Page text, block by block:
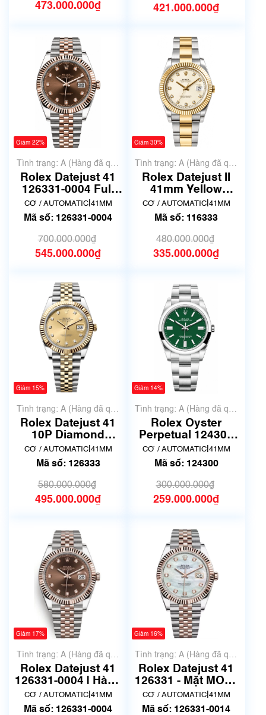
473.000.000₫ 421.000.000₫
Giảm 22%
Tình trạng: A (Hàng đã qua
sử dụng nhưng rất đẹp,
không có xước)
Rolex Datejust 41
126331-0004 Full
set 2021
CƠ / AUTOMATIC| 41MM
Mã số: 126331-0004
700.000.000₫
545.000.000₫
Giảm 30%
Tình trạng: A (Hàng đã qua
sử dụng nhưng rất đẹp,
không có xước)
Rolex Datejust II
41mm Yellow
Rolesor 10P
Diamond ref.
sử dụng
CƠ / AUTOMATIC| 41MM
Mã số: 116333
480.000.000₫
335.000.000₫
Giảm 15%
Tình trạng: A (Hàng đã qua
sử dụng nhưng rất đẹp,
không có xước)
Rolex Datejust 41
10P Diamond
126333G màu
Champagne | Đã
CƠ / AUTOMATIC| 41MM
Mã số: 126333
580.000.000₫
495.000.000₫
Giảm 14%
Tình trạng: A (Hàng đã qua
sử dụng nhưng rất đẹp,
không có xước)
Rolex Oyster
Perpetual 124300
Xanh Green | Hàng
siêu lướt
CƠ / AUTOMATIC| 41MM
Mã số: 124300
300.000.000₫
259.000.000₫
Giảm 17%
Tình trạng: A (Hàng đã qua
sử dụng nhưng rất đẹp,
không có xước)
Rolex Datejust 41
126331-0004 | Hàng
Siêu Lướt
CƠ / AUTOMATIC| 41MM
Mã số: 126331-0004
Giảm 16%
Tình trạng: A (Hàng đã qua
sử dụng nhưng rất đẹp,
không có xước)
Rolex Datejust 41
126331 - Mặt MOP |
Hàng Siêu Lướt
CƠ / AUTOMATIC| 41MM
Mã số: 126331-0014